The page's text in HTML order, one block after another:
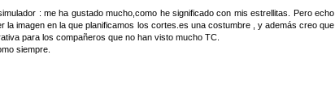
: me ha gustado mucho,como he significado con mis estrellitas. Pero echo
la imagen en la que planificamos los cortes.es una costumbre , y además creo que
para los compañeros que no han visto mucho TC.
siempre.